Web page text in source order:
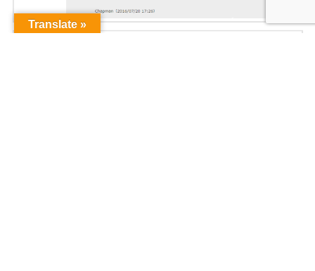
Translate »